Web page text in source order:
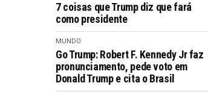
7 coisas que Trump diz que fará
como presidente
MUNDO
Go Trump: Robert F. Kennedy Jr faz
pronunciamento, pede voto em
Donald Trump e cita o Brasil